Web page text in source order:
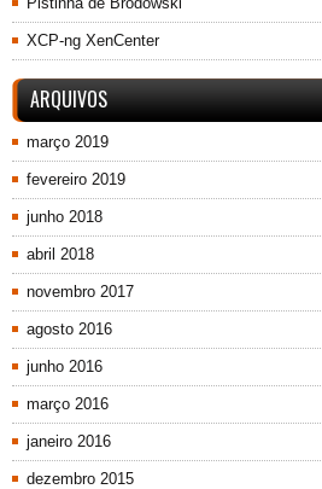
XCP-ng XenCenter
ARQUIVOS
março 2019
fevereiro 2019
junho 2018
abril 2018
novembro 2017
agosto 2016
junho 2016
março 2016
janeiro 2016
dezembro 2015